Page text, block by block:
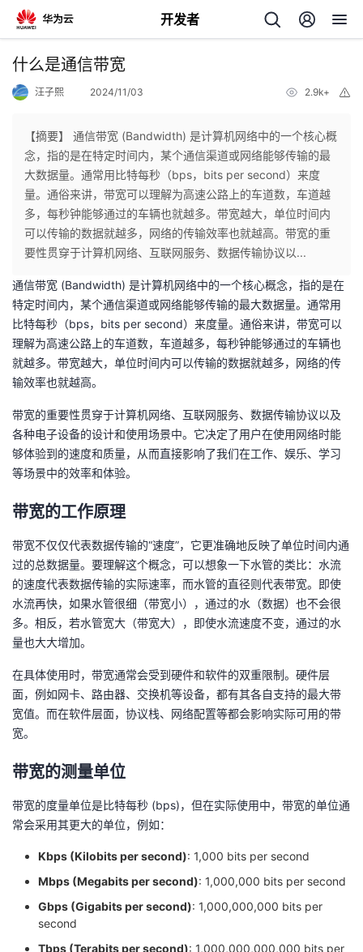
开发者
返
个
人
页
我
开
发
者
我
的
博
客
我
的
论
坛
我
的
圈
子
我
的
直
我
的
动
我
关
的
发
者
学
堂
我
我
的
Programs
我
的
支
持
我
什么是通信带宽
汪子熙 2024/11/03 2.9k+
【摘要】 通信带宽 (Bandwidth) 是计算机网络中的一个核心概
念，指的是在特定时间内，某个通信渠道或网络能够传输的最
大数据量。通常用比特每秒（bps，bits per second）来度
量。通俗来讲，带宽可以理解为高速公路上的车道数，车道越
多，每秒钟能够通过的车辆也就越多。带宽越大，单位时间内
可以传输的数据就越多，网络的传输效率也就越高。带宽的重
要性贯穿于计算机网络、互联网服务、数据传输协议以...
通信带宽 (Bandwidth) 是计算机网络中的一个核心概念，指的是在
特定时间内，某个通信渠道或网络能够传输的最大数据量。通常用
比特每秒（bps，bits per second）来度量。通俗来讲，带宽可以
理解为高速公路上的车道数，车道越多，每秒钟能够通过的车辆也
就越多。带宽越大，单位时间内可以传输的数据就越多，网络的传
输效率也就越高。
带宽的重要性贯穿于计算机网络、互联网服务、数据传输协议以及
各种电子设备的设计和使用场景中。它决定了用户在使用网络时能
够体验到的速度和质量，从而直接影响了我们在工作、娱乐、学习
等场景中的效率和体验。
带宽的工作原理
带宽不仅仅代表数据传输的“速度”，它更准确地反映了单位时间内通
过的总数据量。要理解这个概念，可以想象一下水管的类比：水流
的速度代表数据传输的实际速率，而水管的直径则代表带宽。即使
水流再快，如果水管很细（带宽小），通过的水（数据）也不会很
多。相反，若水管宽大（带宽大），即使水流速度不变，通过的水
量也大大增加。
在具体使用时，带宽通常会受到硬件和软件的双重限制。硬件层
面，例如网卡、路由器、交换机等设备，都有其各自支持的最大带
宽值。而在软件层面，协议栈、网络配置等都会影响实际可用的带
宽。
带宽的测量单位
带宽的度量单位是比特每秒 (bps)，但在实际使用中，带宽的单位通
常会采用其更大的单位，例如：
Kbps (Kilobits per second): 1,000 bits per second
Mbps (Megabits per second): 1,000,000 bits per second
Gbps (Gigabits per second): 1,000,000,000 bits per
second
Tbps (Terabits per second): 1,000,000,000,000 bits per